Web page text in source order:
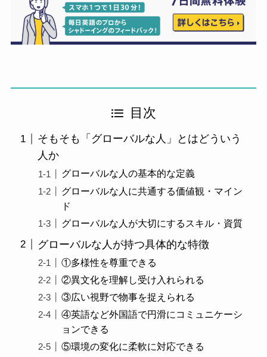
目次
そもそも「グローバルな人」とはどういう
人か
グローバルな人の基本的な定義
グローバルな人に共通する価値観・マイン
ド
グローバルな人が大切にするスキル・資質
グローバルな人が持つ具体的な特徴
①多様性を尊重できる
②異文化を理解し受け入れられる
③広い視野で物事を捉えられる
④英語など外国語で円滑にコミュニケーシ
ョンできる
⑤環境の変化に柔軟に対応できる